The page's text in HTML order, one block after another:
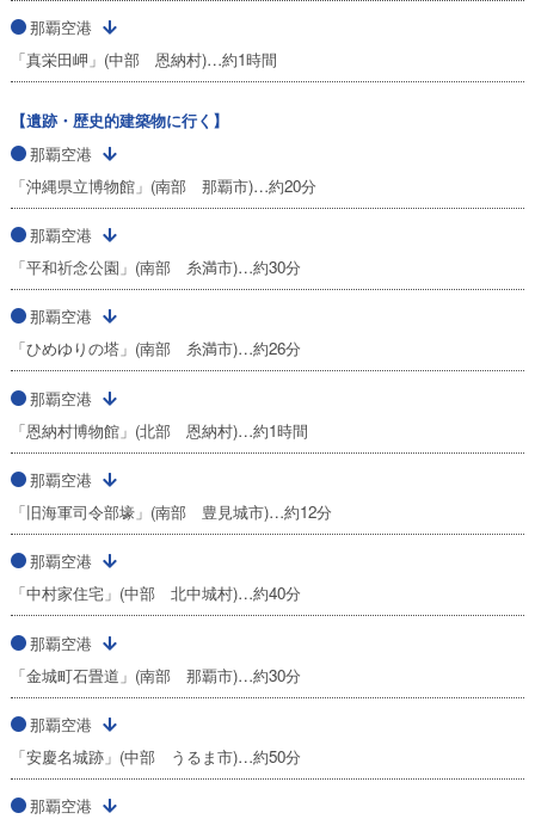
那覇空港
「真栄田岬」(中部 恩納村)…約1時間
【遺跡・歴史的建築物に行く】
那覇空港
「沖縄県立博物館」(南部 那覇市)…約20分
那覇空港
「平和祈念公園」(南部 糸満市)…約30分
那覇空港
「ひめゆりの塔」(南部 糸満市)…約26分
那覇空港
「恩納村博物館」(北部 恩納村)…約1時間
那覇空港
「旧海軍司令部壕」(南部 豊見城市)…約12分
那覇空港
「中村家住宅」(中部 北中城村)…約40分
那覇空港
「金城町石畳道」(南部 那覇市)…約30分
那覇空港
「安慶名城跡」(中部 うるま市)…約50分
那覇空港